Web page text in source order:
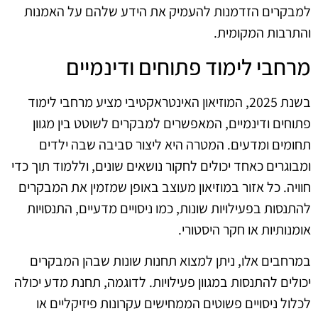
למבקרים הזדמנות להעמיק את הידע שלהם על האמנות
והתרבות המקומית.
מרחבי לימוד פתוחים ודינמיים
בשנת 2025, המוזיאון האינטראקטיבי מציע מרחבי לימוד
פתוחים ודינמיים, המאפשרים למבקרים לשוטט בין מגוון
תחומים ומדעים. המטרה היא ליצור סביבה שבה ילדים
ומבוגרים כאחד יכולים לחקור נושאים שונים, וללמוד תוך כדי
חוויה. כל אזור במוזיאון מעוצב באופן שמזמין את המבקרים
להתנסות בפעילויות שונות, כמו ניסויים מדעיים, התנסויות
אומנותיות או חקר היסטורי.
במרחבים אלו, ניתן למצוא תחנות שונות שבהן המבקרים
יכולים להתנסות במגוון פעילויות. לדוגמה, תחנת מדע יכולה
לכלול ניסויים פשוטים הממחישים עקרונות פיזיקליים או